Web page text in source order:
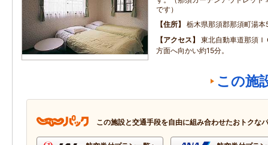
です）
住所
栃木県那須郡那須町湯
アクセス
東北自動車道那須
方面へ向かい約15分。
この施
この施設と交通手段を自由に組み合わせたおトクな